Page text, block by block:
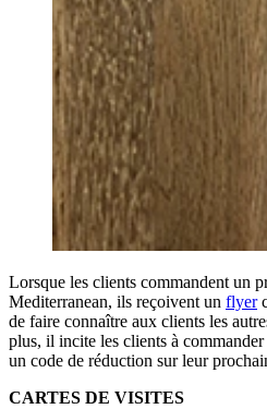
Lorsque les clients commandent un
Mediterranean, ils reçoivent un flyer
de faire connaître aux clients les
plus, il incite les clients à
un code de réduction sur leur
CARTES DE VISITES